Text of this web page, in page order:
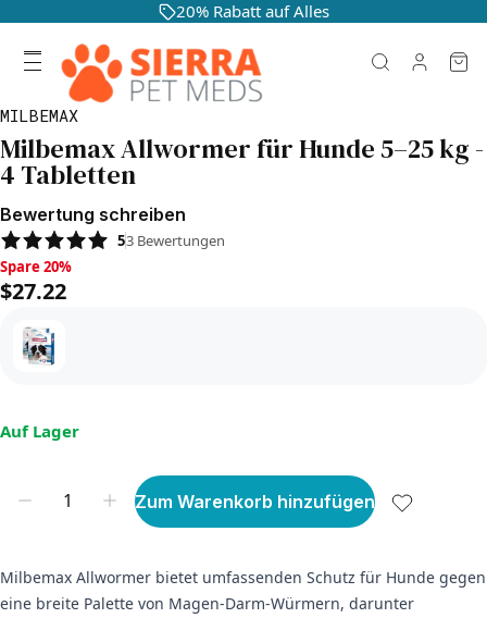
20% Rabatt auf Alles
MILBEMAX
Milbemax Allwormer für Hunde 5–25 kg -
4 Tabletten
Bewertung schreiben
53 Bewertungen
Spare 20%, $27.22
Spare 20%
$27.22
Auf Lager
Zum Warenkorb hinzufügen
Milbemax Allwormer bietet umfassenden Schutz für Hunde gegen
eine breite Palette von Magen-Darm-Würmern, darunter